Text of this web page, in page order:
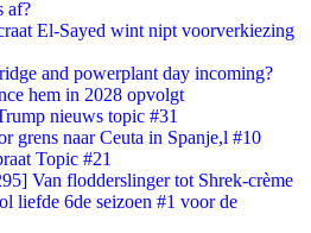
af?
El-Sayed wint nipt voorverkiezing
and powerplant day incoming?
hem in 2028 opvolgt
nieuws topic #31
grens naar Ceuta in Spanje,l #10
Topic #21
Van flodderslinger tot Shrek-crème
liefde 6de seizoen #1 voor de